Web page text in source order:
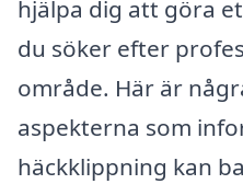
hjälpa dig att göra
du söker efter
område. Här är
aspekterna som
häckklippning kan